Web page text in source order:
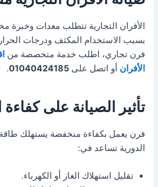
الأفران التجارية تتطلب معدات وخبرة
بسبب الاستخدام المكثف ودرجات
فرن تجاري، اطلب خدمة متخصصة من
الأفران أو اتصل على01040424185
.
تأثير الصيانة على
فرن يعمل بكفاءة منخفضة يستهلك طاقة
الدورية تساعد في:
تقليل استهلاك الغاز أو الكهرباء.